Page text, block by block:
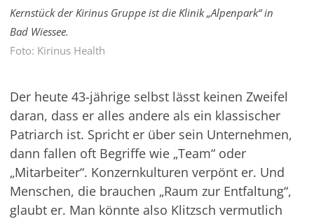
Kernstück der Kirinus Gruppe ist die Klinik „Alpenpark“ in
Bad Wiessee.
Foto: Kirinus Health
Der heute 43-jährige selbst lässt keinen Zweifel
daran, dass er alles andere als ein klassischer
Patriarch ist. Spricht er über sein Unternehmen,
dann fallen oft Begriffe wie „Team“ oder
„Mitarbeiter“. Konzernkulturen verpönt er. Und
Menschen, die brauchen „Raum zur Entfaltung“,
glaubt er. Man könnte also Klitzsch vermutlich